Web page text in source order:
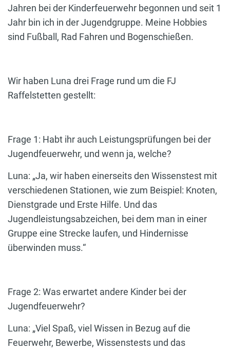
Jahren bei der Kinderfeuerwehr begonnen und seit 1
Jahr bin ich in der Jugendgruppe. Meine Hobbies
sind Fußball, Rad Fahren und Bogenschießen.
Wir haben Luna drei Frage rund um die FJ
Raffelstetten gestellt:
Frage 1: Habt ihr auch Leistungsprüfungen bei der
Jugendfeuerwehr, und wenn ja, welche?
Luna: „Ja, wir haben einerseits den Wissenstest mit
verschiedenen Stationen, wie zum Beispiel: Knoten,
Dienstgrade und Erste Hilfe. Und das
Jugendleistungsabzeichen, bei dem man in einer
Gruppe eine Strecke laufen, und Hindernisse
überwinden muss.“
Frage 2: Was erwartet andere Kinder bei der
Jugendfeuerwehr?
Luna: „Viel Spaß, viel Wissen in Bezug auf die
Feuerwehr, Bewerbe, Wissenstests und das